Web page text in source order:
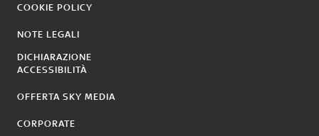
COOKIE POLICY
NOTE LEGALI
DICHIARAZIONE
ACCESSIBILITÀ
OFFERTA SKY MEDIA
CORPORATE